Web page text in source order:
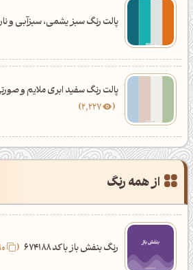
پالت رنگ سبز یشمی، سبزآبی و
پالت رنگ سفید ابری ملایم و صورتی
2,227
از همه رنگ
رنگ بنفش باز با کد 674188